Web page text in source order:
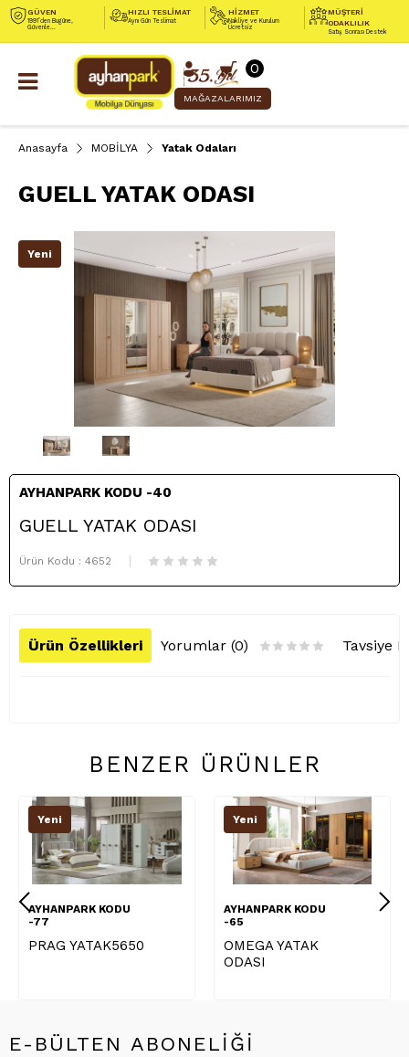
GÜVEN
1991’den Bugüne,
Güvenle...
HIZLI TESLİMAT
Aynı Gün Teslimat
HİZMET
Nakliye ve Kurulum
Ücretsiz
MÜŞTERİ
ODAKLILIK
Satış Sonrası Destek
0
MAĞAZALARIMIZ
Anasayfa MOBİLYA Yatak Odaları
GUELL YATAK ODASI
Yeni
AYHANPARK KODU -40
GUELL YATAK ODASI
Ürün Kodu : 4652
Ürün Özellikleri Yorumlar (0) Tavsiye
BENZER ÜRÜNLER
Yeni
AYHANPARK KODU
-77
PRAG YATAK5650
Yeni
AYHANPARK KODU
-65
OMEGA YATAK
ODASI
E-BÜLTEN ABONELİĞİ